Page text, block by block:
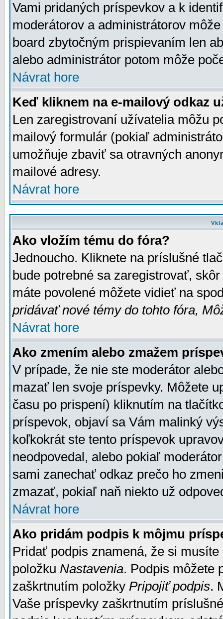
Vami pridaných príspevkov a k
moderátorov a administrátorov
board zbytočným prispievaním len
alebo administrátor potom môže
Návrat hore
Keď kliknem na e-mailový odkaz
Len zaregistrovaní užívatelia môžu
mailový formulár (pokiaľ
umožňuje zbaviť sa otravných
mailové adresy.
Návrat hore
Ako vložím tému do fóra?
Jednoucho. Kliknete na príslušné
bude potrebné sa zaregistrovať,
máte povolené môžete vidieť na
pridávať nové témy do tohto fóra,
Návrat hore
Ako zmením alebo zmažem
V prípade, že nie ste moderátor
mazať len svoje príspevky. Môžete
času po prispení) kliknutím na
príspevok, objaví sa Vám malinký
koľkokrát ste tento príspevok
neodpovedal, alebo pokiaľ
sami zanechať odkaz prečo ho
zmazať, pokiaľ naň niekto už
Návrat hore
Ako pridám podpis k môjmu
Pridať podpis znamená, že si
položku Nastavenia. Podpis môžete
zaškrtnutím položky Pripojiť podpis.
Vaše príspevky zaškrtnutím